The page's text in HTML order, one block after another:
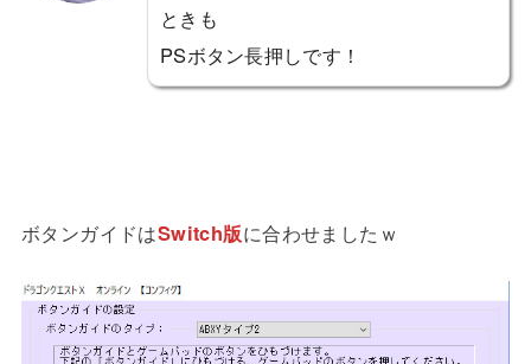
ときも
PSボタン長押しです！
ボタンガイドはSwitch版に合わせましたｗ